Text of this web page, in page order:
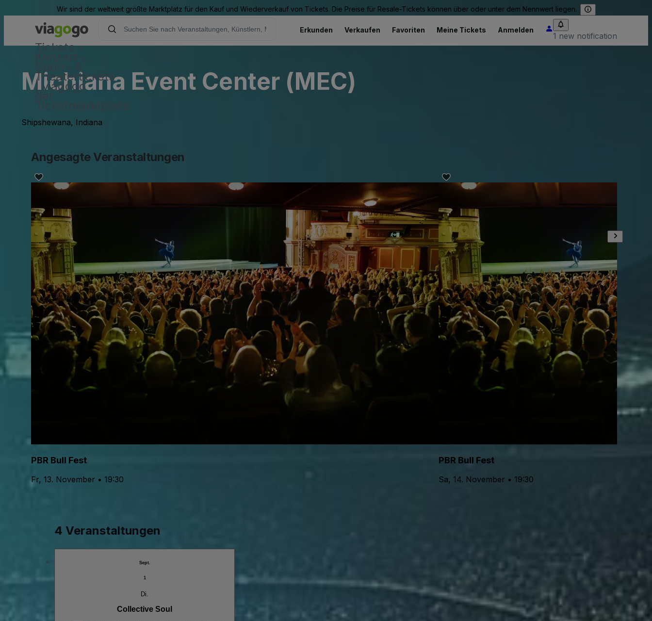
Wir sind der weltweit größte Marktplatz für den Kauf und Wiederverkauf von Tickets. Die Preise für Resale-Tickets können über oder unter dem Nennwert liegen.
Tickets -
Theatertickets
| viagogo
Erkunden Verkaufen Favoriten Meine Tickets Anmelden
1 new notification
Michiana Event Center (MEC)
Shipshewana, Indiana
Angesagte Veranstaltungen
PBR Bull Fest
Fr, 13. November • 19:30
PBR Bull Fest
Sa, 14. November • 19:30
4 Veranstaltungen
Sept.
1
Di.
Collective Soul